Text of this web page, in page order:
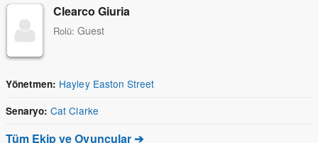
Clearco Giuria
Rolü: Guest
Yönetmen: Hayley Easton Street
Senaryo: Cat Clarke
Tüm Ekip ve Oyuncular ➔